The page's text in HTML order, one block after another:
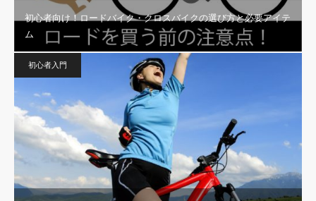
初心者向け！ロードバイク・クロスバイクの選び方と必要アイテ
ム
初心者入門